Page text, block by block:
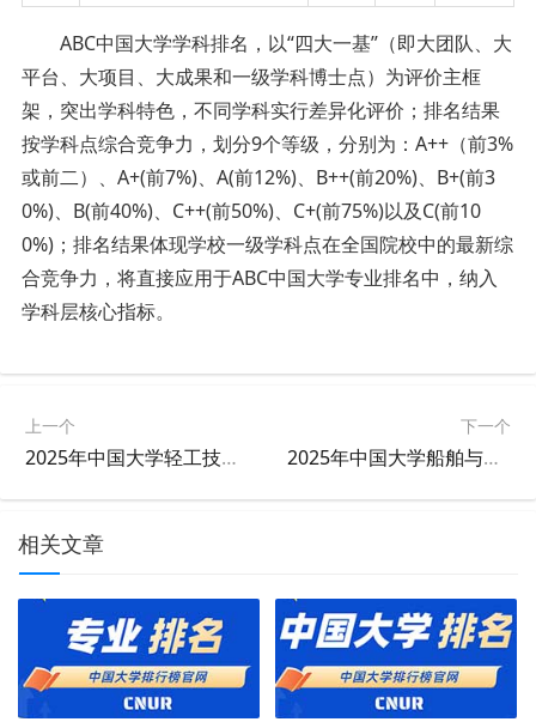
ABC中国大学学科排名，以“四大一基”（即大团队、大
平台、大项目、大成果和一级学科博士点）为评价主框
架，突出学科特色，不同学科实行差异化评价；排名结果
按学科点综合竞争力，划分9个等级，分别为：A++（前3%
或前二）、A+(前7%)、A(前12%)、B++(前20%)、B+(前3
0%)、B(前40%)、C++(前50%)、C+(前75%)以及C(前10
0%)；排名结果体现学校一级学科点在全国院校中的最新综
合竞争力，将直接应用于ABC中国大学专业排名中，纳入
学科层核心指标。
上一个
2025年中国大学轻工技术与工程学科排名
下一个
2025年中国大学船舶与海洋工程学科排名
相关文章